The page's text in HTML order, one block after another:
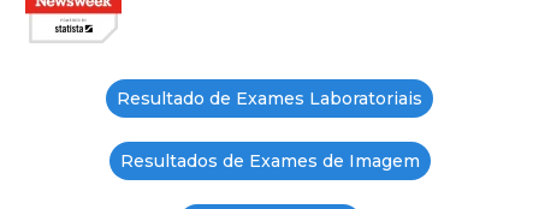
Resultado de Exames Laboratoriais
Resultados de Exames de Imagem